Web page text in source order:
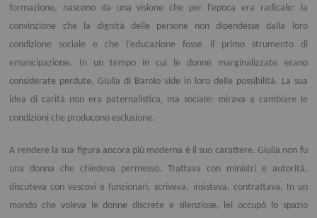
formazione, nascono da una visione che per l’epoca era radicale: la
convinzione che la dignità delle persone non dipendesse dalla loro
condizione sociale e che l’educazione fosse il primo strumento di
emancipazione. In un tempo in cui le donne marginalizzate erano
considerate perdute, Giulia di Barolo vide in loro delle possibilità. La sua
idea di carità non era paternalistica, ma sociale: mirava a cambiare le
condizioni che producono esclusione.
A rendere la sua figura ancora più moderna è il suo carattere. Giulia non fu
una donna che chiedeva permesso. Trattava con ministri e autorità,
discuteva con vescovi e funzionari, scriveva, insisteva, contrattava. In un
mondo che voleva le donne discrete e silenziose, lei occupò lo spazio